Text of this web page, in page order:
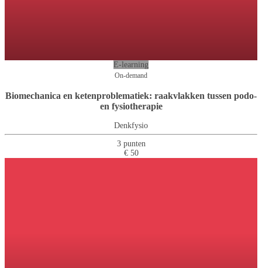
E-learning
On-demand
Biomechanica en ketenproblematiek: raakvlakken tussen podo-
en fysiotherapie
Denkfysio
3 punten
€ 50